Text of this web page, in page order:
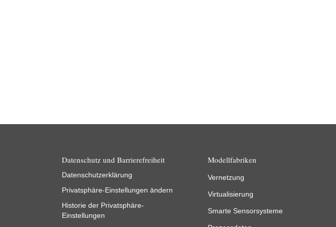
Datenschutz und Barrierefreiheit
Datenschutzerklärung
Privatsphäre-Einstellungen ändern
Historie der Privatsphäre-
Einstellungen
Modellfabriken
Vernetzung
Virtualisierung
Smarte Sensorsysteme